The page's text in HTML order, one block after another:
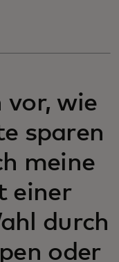
vor, wie
sparen
meine
einer
durch
oder